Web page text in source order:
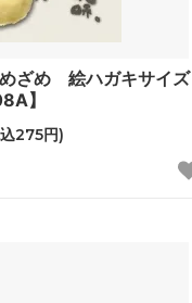
ざめ 絵ハガキサイズ
】
275円)